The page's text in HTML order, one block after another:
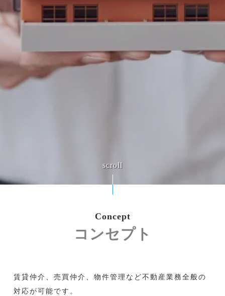
Concept
コンセプト
賃貸仲介、売買仲介、物件管理など不動産業務全般の
対応が可能です。